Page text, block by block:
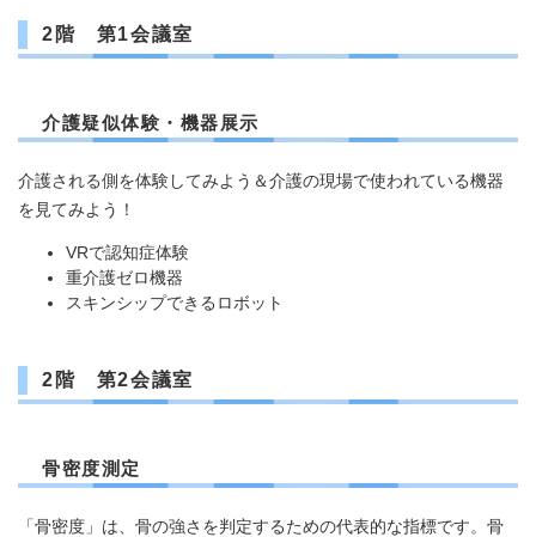
2階 第1会議室
介護疑似体験・機器展示
介護される側を体験してみよう＆介護の現場で使われている機器
を見てみよう！
VRで認知症体験
重介護ゼロ機器
スキンシップできるロボット
2階 第2会議室
骨密度測定
「骨密度」は、骨の強さを判定するための代表的な指標です。骨